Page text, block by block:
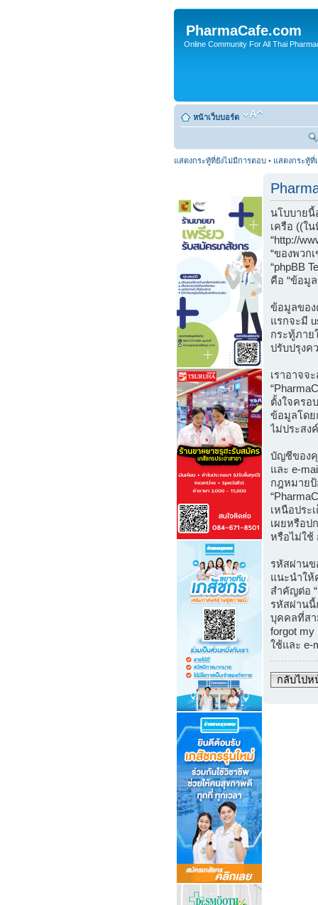
PharmaCafe.com
Online Community For All Thai
หน้าเว็บบอร์ด
แสดงกระทู้ที่ยังไม่มีการตอบ • แสดงกระทู้ที่
นโบบายนี้
เครือ ((ใน
“http://
“ของพวกเ
“phpBB
คือ “ข้อมู
ข้อมูลของ
แรกจะมี
กระทู้ภาย
ปรับปรุงค
เราอาจจ
ตั้งใจครอ
ข้อมูลโดย
ไม่ประสง
บัญชีของคุ
และ e-
กฎหมายป้
เหนือประ
เผยหรือ
หรือไม่ใช้
รหัสผ่านข
แนะนำใ
สำคัญต่อ
รหัสผ่านนี้
บุคคลที่ส
forgot
ใช้และ e-
กลับไปห